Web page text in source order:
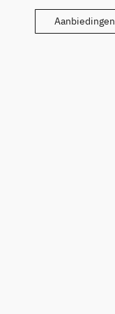
Aanbiedingen